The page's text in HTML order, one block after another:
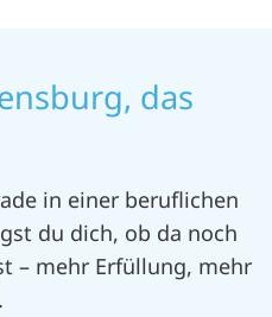
das
in einer beruflichen
du dich, ob da noch
– mehr Erfüllung, mehr